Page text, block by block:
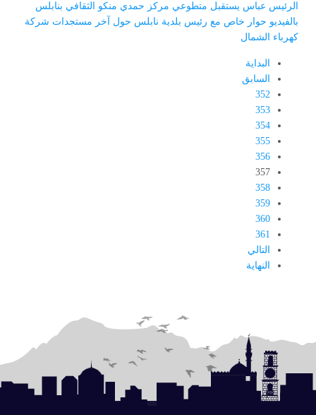
الرئيس عباس يستقبل متطوعي مركز حمدي منكو الثقافي بنابلس
بالفيديو حوار خاص مع رئيس بلدية نابلس حول آخر مستجدات شركة
كهرباء الشمال
البداية
السابق
352
353
354
355
356
357
358
359
360
361
التالي
النهاية